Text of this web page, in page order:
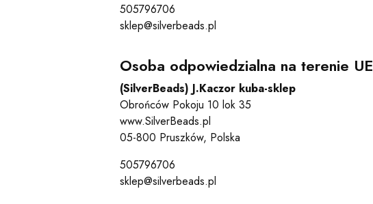
505796706
sklep@silverbeads.pl
Osoba odpowiedzialna na terenie UE
(SilverBeads) J.Kaczor kuba-sklep
Obrońców Pokoju 10 lok 35
www.SilverBeads.pl
05-800 Pruszków, Polska
505796706
sklep@silverbeads.pl